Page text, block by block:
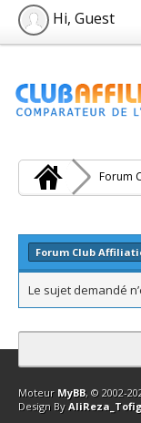
Hi, Guest
Forum
Forum Club
Le sujet demandé
Contact Club
Moteur MyBB, © 2002-
Design By